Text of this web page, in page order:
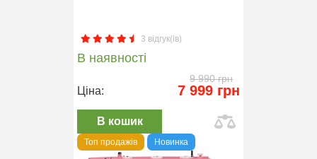
3 відгук(ів)
В наявності
9 990 грн
Ціна: 7 999 грн
В кошик
Топ продажів Новинка